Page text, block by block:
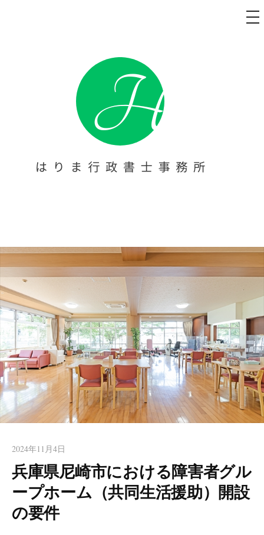
福祉事業の開業・立ち上げサポ
ート【はりま行政書士事務
所】 西宮
定申請等の書類作成や提出代行をトータルサポート。障害者手
帳の申請サポートも行っております。芦屋・尼崎・宝塚・伊丹
など西宮近隣エリアからのご相談も頂いております。お一人で
の起業や初めての方も安心してお任せください。女性行政書士
が丁寧にお手伝いします。
メ
ニ
2024年11月4日
兵庫県尼崎市における障害者グル
ープホーム（共同生活援助）開設
の要件